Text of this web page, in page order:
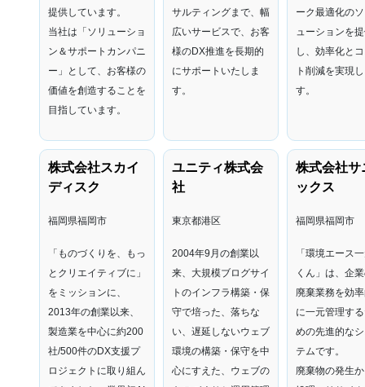
提供しています。
当社は「ソリューショ
ン＆サポートカンパニ
ー」として、お客様の
価値を創造することを
目指しています。
サルティングまで、幅
広いサービスで、お客
様のDX推進を長期的
にサポートいたしま
す。
ーク最適化の
ューションを
し、効率化と
ト削減を実現
す。
株式会社スカイ
ディスク
福岡県福岡市
「ものづくりを、もっ
とクリエイティブに」
をミッションに、
2013年の創業以来、
製造業を中心に約200
社/500件のDX支援プ
ロジェクトに取り組ん
ユニティ株式会
社
東京都港区
2004年9月の創業以
来、大規模ブログサイ
トのインフラ構築・保
守で培った、落ちな
い、遅延しないウェブ
環境の構築・保守を中
心にすえた、ウェブの
株式会社サ
ックス
福岡県福岡市
「環境エース
くん」は、企
廃棄業務を効
に一元管理す
めの先進的な
テムです。
廃棄物の発生